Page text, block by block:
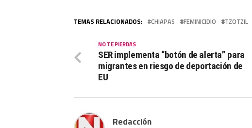
TEMAS RELACIONADOS: CHIAPAS FEMINICIDIO TZOTZIL
NO TE PIERDAS
SER implementa “botón de alerta” para
migrantes en riesgo de deportación de
EU
Redacción